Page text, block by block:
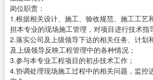
岗位职责：
1.根据相关设计、施工、验收规范、施工工艺
担本专业的现场施工管理，对项目进行技术指
2.落实公司及上级领导下达的相关任务、计划
及上级领导反映工程管理中的各种情况；
3.参与本专业工程项目的初步技术工作；
4.协调处理现场施工过程中的相关问题，监控